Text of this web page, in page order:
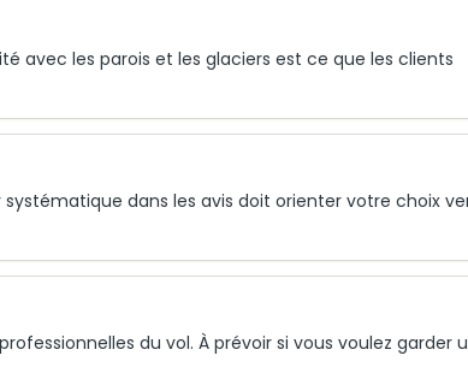
avec les parois et les glaciers est ce que les clients
dans les avis doit orienter votre choix
du vol. À prévoir si vous voulez garder